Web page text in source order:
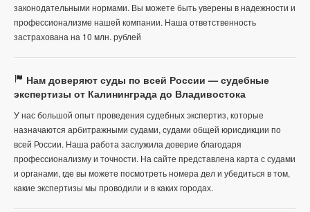
законодательными нормами. Вы можете быть уверены в надежности и
профессионализме нашей компании. Наша ответственность
застрахована на 10 млн. рублей
Нам доверяют суды по всей России — судебные
экспертизы от Калининграда до Владивостока
У нас большой опыт проведения судебных экспертиз, которые
назначаются арбитражными судами, судами общей юрисдикции по
всей России. Наша работа заслужила доверие благодаря
профессионализму и точности. На сайте представлена карта с судами
и органами, где вы можете посмотреть номера дел и убедиться в том,
какие экспертизы мы проводили и в каких городах.